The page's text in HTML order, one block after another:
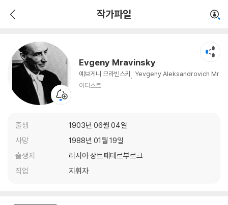
작가파일
Evgeny Mravinsky
예브게니 므라빈스키
Yevgeny Aleksandrovich Mr
avinsky / Yevgeni Mravinsky
아티스트
출생
1903년 06월 04일
사망
1988년 01월 19일
출생지
러시아 상트페테르부르크
직업
지휘자